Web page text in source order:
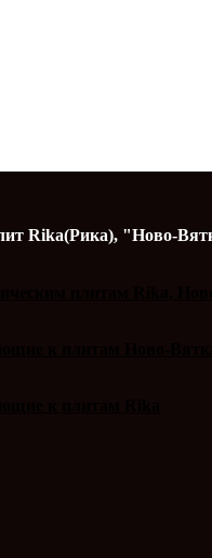
Rika(Рика), "Ново-